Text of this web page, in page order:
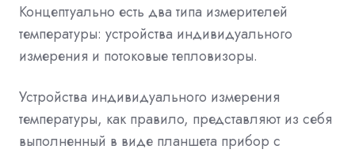
Концептуально есть два типа измерителей
температуры: устройства индивидуального
измерения и потоковые тепловизоры.
Устройства индивидуального измерения
температуры, как правило, представляют из себя
выполненный в виде планшета прибор с